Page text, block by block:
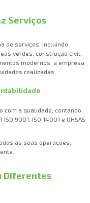
Serviços
de serviços, incluindo
verdes, construção civil,
modernos, a empresa
realizadas.
com a qualidade, contando
9001, ISO 14001 e OHSAS
as suas operações,
Diferentes